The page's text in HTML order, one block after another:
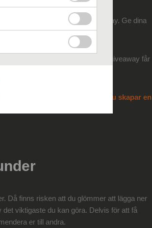
bra tillfälle att anordna en giveaway. Ge dina
följa kontot. Så genom att ha en giveaway får
hur du skapar en
Då finns risken att du glömmer att lägga ner
viktigaste du kan göra. Delvis för att få
er till andra.